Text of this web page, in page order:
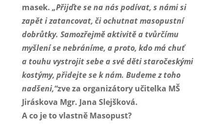
masek. „Přijďte se na nás podívat, s námi si
zapět i zatancovat, či ochutnat masopustní
dobrůtky. Samozřejmě aktivitě a tvůrčímu
myšlení se nebráníme, a proto, kdo má chuť
a touhu vystrojit sebe a své děti staročeskými
kostýmy, přidejte se k nám. Budeme z toho
nadšeni,“zve za organizátory učitelka MŠ
Jiráskova Mgr. Jana Slejšková.
A co je to vlastně Masopust?